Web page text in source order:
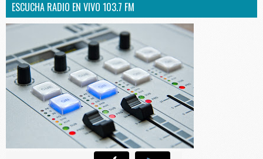
ESCUCHA RADIO EN VIVO 103.7 FM